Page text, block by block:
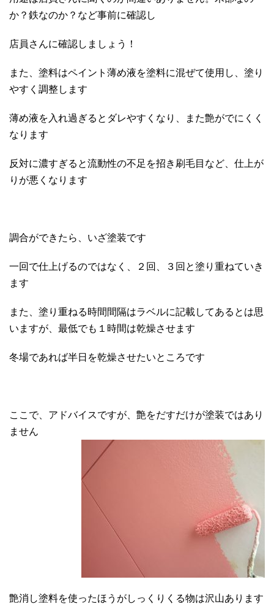
か？鉄なのか？など事前に確認し
店員さんに確認しましょう！
また、塗料はペイント薄め液を塗料に混ぜて使用し、塗り
やすく調整します
薄め液を入れ過ぎるとダレやすくなり、また艶がでにくく
なります
反対に濃すぎると流動性の不足を招き刷毛目など、仕上が
りが悪くなります
調合ができたら、いざ塗装です
一回で仕上げるのではなく、２回、３回と塗り重ねていき
ます
また、塗り重ねる時間間隔はラベルに記載してあるとは思
いますが、最低でも１時間は乾燥させます
冬場であれば半日を乾燥させたいところです
ここで、アドバイスですが、艶をだすだけが塗装ではあり
ません
艶消し塗料を使ったほうがしっくりくる物は沢山あります